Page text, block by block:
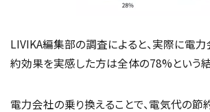
LIVIKA編集部の調査によると、実際に電
約効果を実感した方は全体の78%という結
電力会社の乗り換えることで、電気代の節